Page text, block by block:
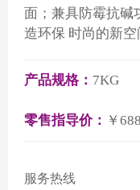
面；兼具防霉抗碱
造环保 时尚的新空
产品规格： 7KG
零售指导价： ￥
服务热线